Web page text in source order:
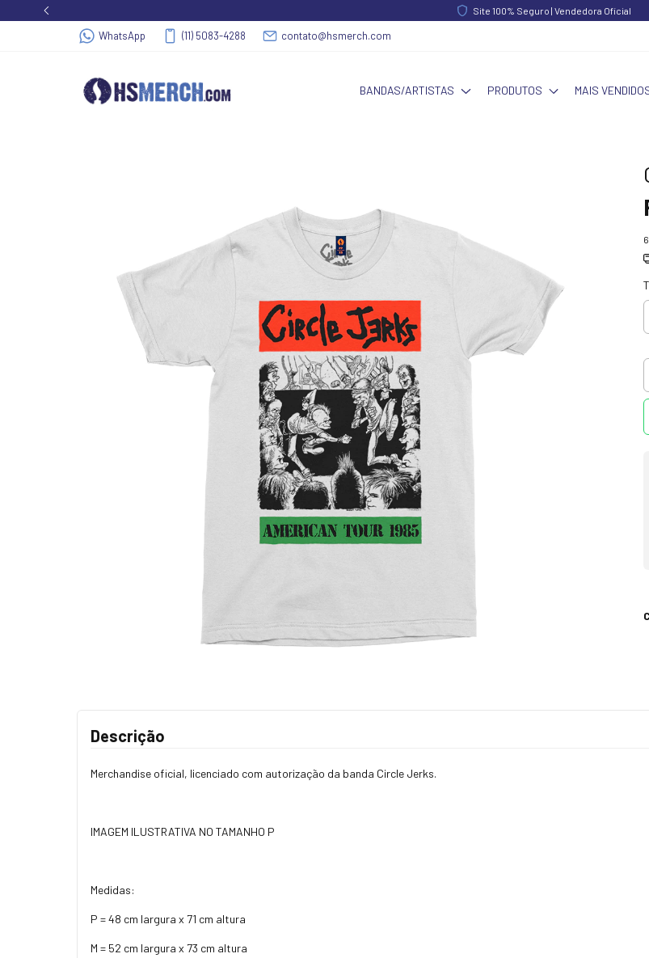
FRETE GRÁTIS acima de R$ 340,00 | Norte e Nordeste
WhatsApp (11) 5083-4288 contato@hsmerch.com
BANDAS/ARTISTAS PRODUTOS MAIS
6
Descrição
Merchandise oficial, licenciado com autorização da banda Circle Jerks.
IMAGEM ILUSTRATIVA NO TAMANHO P
Medidas:
P = 48 cm largura x 71 cm altura
M = 52 cm largura x 73 cm altura